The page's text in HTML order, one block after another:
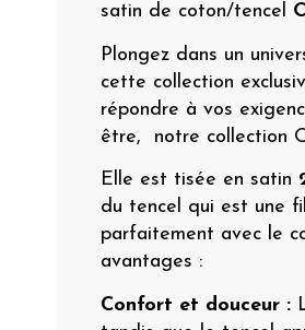
satin de coton/tencel
Plongez dans un
cette collection
répondre à vos
être, notre collection
Elle est tisée en satin
du tencel qui est une
parfaitement avec le
avantages :
Confort et douceur :